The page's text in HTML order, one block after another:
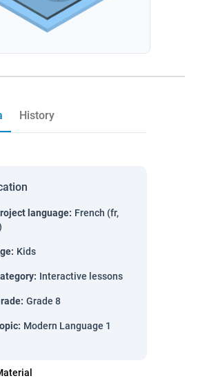
History
language: French (fr,
: Kids
: Interactive lessons
: Grade 8
: Modern Language 1